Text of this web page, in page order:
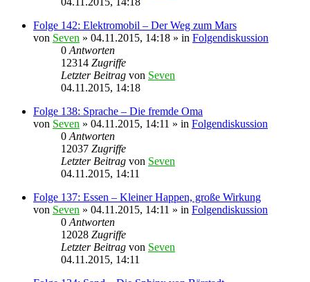
Folge 142: Elektromobil – Der Weg zum Mars
von Seven » 04.11.2015, 14:18 » in Folgendiskussion
0 Antworten
12314 Zugriffe
Letzter Beitrag von Seven
04.11.2015, 14:18
Folge 138: Sprache – Die fremde Oma
von Seven » 04.11.2015, 14:11 » in Folgendiskussion
0 Antworten
12037 Zugriffe
Letzter Beitrag von Seven
04.11.2015, 14:11
Folge 137: Essen – Kleiner Happen, große Wirkung
von Seven » 04.11.2015, 14:11 » in Folgendiskussion
0 Antworten
12028 Zugriffe
Letzter Beitrag von Seven
04.11.2015, 14:11